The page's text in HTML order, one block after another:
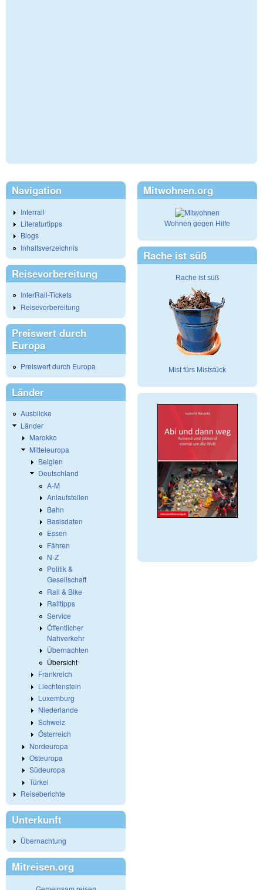
Navigation
Interrail
Literaturtipps
Blogs
Inhaltsverzeichnis
Reisevorbereitung
InterRail-Tickets
Reisevorbereitung
Preiswert durch
Europa
Preiswert durch Europa
Länder
Ausblicke
Länder
Marokko
Mitteleuropa
Belgien
Deutschland
A-M
Anlaufstellen
Bahn
Basisdaten
Essen
Fähren
N-Z
Politik &
Gesellschaft
Rail & Bike
Railtipps
Service
Öffentlicher
Nahverkehr
Übernachten
Übersicht
Frankreich
Liechtenstein
Luxemburg
Niederlande
Schweiz
Österreich
Nordeuropa
Osteuropa
Südeuropa
Türkei
Reiseberichte
Unterkunft
Übernachtung
Mitreisen.org
Mitwohnen.org
Wohnen gegen Hilfe
Rache ist süß
Rache ist süß
Mist fürs Miststück